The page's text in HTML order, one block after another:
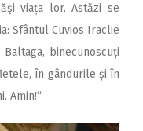
viața lor. Astăzi se
Sfântul Cuvios Iraclie
binecunoscuți
în gândurile și în
Amin!“